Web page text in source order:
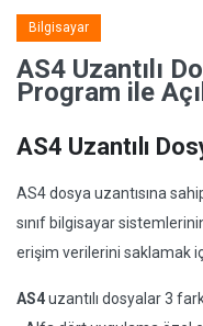
Bilgisayar
AS4 Uzantılı
Program ile
AS4 Uzantılı
AS4 dosya uzantısına
sınıf bilgisayar
erişim verilerini saklamak
AS4uzantılı dosyalar 3